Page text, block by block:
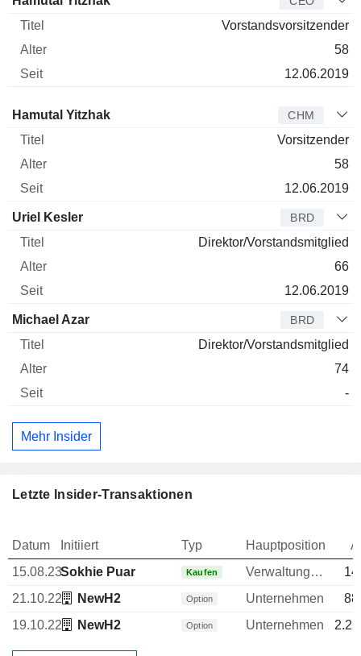
Vorstandsvorsitzender
58
12.06.2019
Verwaltungsratsmitglied
Hamutal Yitzhak CHM
Vorsitzender
58
12.06.2019
Uriel Kesler BRD
Direktor/Vorstandsmitglied
66
12.06.2019
Michael Azar BRD
Direktor/Vorstandsmitglied
74
-
Mehr Insider
Letzte Insider-Transaktionen
Datum Initiiert Typ Hauptposition
15.08.23Sokhie Puar Kaufen Verwaltungsratsmitglied
21.10.22
NewH2 Option Unternehmen
19.10.22
NewH2 Option Unternehmen